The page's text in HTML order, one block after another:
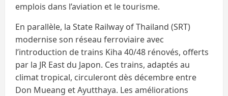
emplois dans l’aviation et le tourisme.
En parallèle, la State Railway of Thailand (SRT)
modernise son réseau ferroviaire avec
l’introduction de trains Kiha 40/48 rénovés, offerts
par la JR East du Japon. Ces trains, adaptés au
climat tropical, circuleront dès décembre entre
Don Mueang et Ayutthaya. Les améliorations